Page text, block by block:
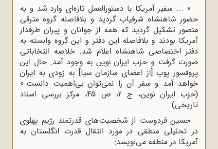
« ... سفیر آمریکا با دستورالعمل تازه‌ای وارد شد و به
حضور شاهنشاه شرفیاب گردید و بلافاصله گروه مترقی
منصور تشکیل گردید که همه از جوانان و پیران طرفدار
آمریکا بودند و بلافاصله این دفتر و این گروه وابسته به
دفتر اختصاصی شاهنشاه اعلام شد. خلاصه انتخاباتی
صورت گرفت و حزب ایران نوین به وجود آمد. حال این
پروفسور پوپ [از اعضای سازمان سیا] به زودی به ایران
خواهد آمد و سفر آن را نمی‌توان بی‌اهمیت دانست.»
(حزب ایران نوین، ج 2، ص 45، مرکز بررسی اسناد
تاریخی)
حسین فردوست از شخصیت‌های قدرتمند رژیم پهلوی
در تحلیلی منطقی در مورد انتقال قدرت انگلستان به
آمریکا در منطقه می‌نویسد: